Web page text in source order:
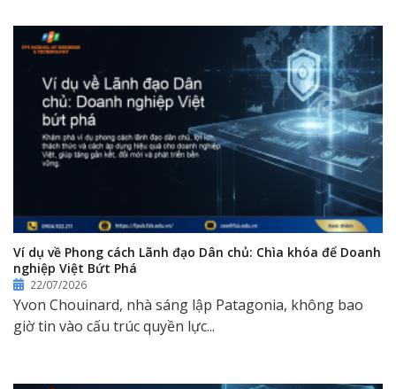
Ví dụ về Phong cách Lãnh đạo Dân chủ: Chìa khóa để Doanh
nghiệp Việt Bứt Phá
22/07/2026
Yvon Chouinard, nhà sáng lập Patagonia, không bao
giờ tin vào cấu trúc quyền lực...